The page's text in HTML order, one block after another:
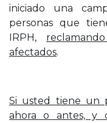
iniciado una
personas que
IRPH,
afectados.
Si usted tiene un
ahora o antes, y